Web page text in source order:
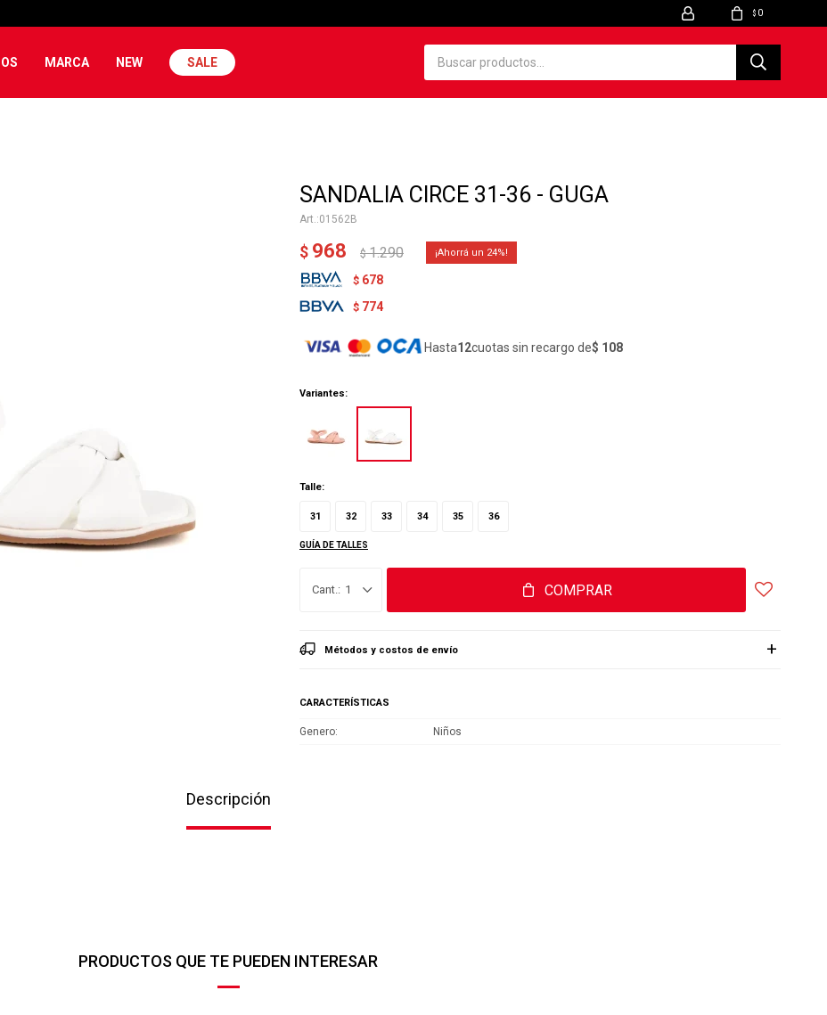
MARCA NEW SALE
$ 0
SANDALIA CIRCE 31-36 - GUGA
01562B
$ 968 $ 1.290 24
$ 678
$ 774
Hasta12cuotas sin recargo de$ 108
Variantes:
Talle:
31 32 33 34 35 36
GUÍA DE TALLES
1 COMPRAR
Métodos y costos de envío
CARACTERÍSTICAS
Genero Niños
Descripción
PRODUCTOS QUE TE PUEDEN INTERESAR